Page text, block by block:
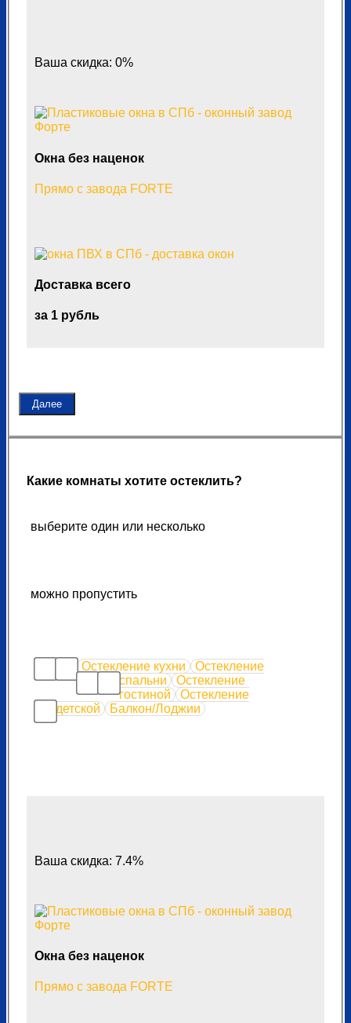
Ваша скидка: 0%
Окна без наценок
Прямо с завода FORTE
Доставка всего
за 1 рубль
Далее
Какие комнаты хотите остеклить?
выберите один или несколько
можно пропустить
Остекление кухни
Остекление
спальни
Остекление
гостиной
Остекление
детской
Балкон/Лоджии
Ваша скидка: 7.4%
Окна без наценок
Прямо с завода FORTE